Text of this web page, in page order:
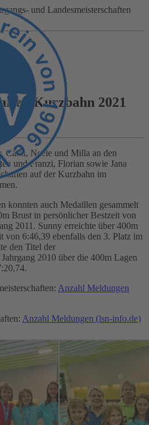
und Landesmeisterschaften
Kurzbahn 2021
Carla, Neele und Milla an den
und Franzi, Florian sowie Jana
auf der Kurzbahn im
konnten auch Medaillen gesammelt
Brust in persönlicher Bestzeit von
2011. Sunny erreichte über 400m
von 6:46,39 ebenfalls den 3. Platz im
den Titel der
2010 über die 400m Lagen
Anzahl Meldungen
Anzahl Meldungen (lsn-info.de)